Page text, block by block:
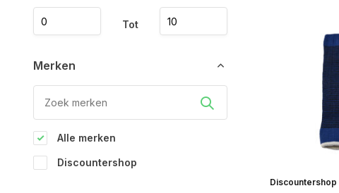
Tot
Merken
Alle merken
Discountershop
Discountershop